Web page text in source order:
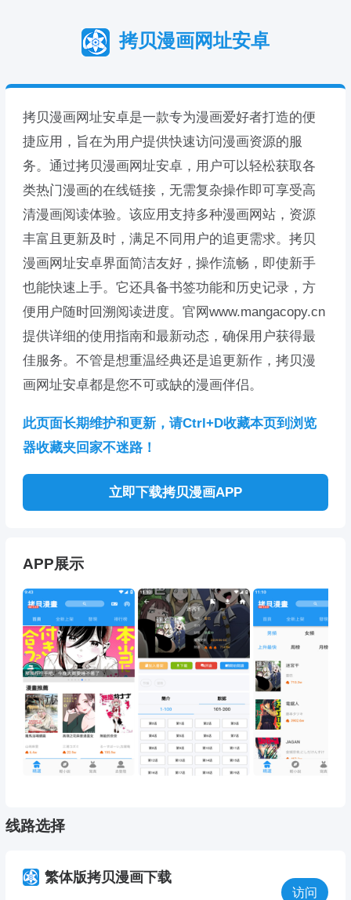
拷贝漫画网址安卓
拷贝漫画网址安卓是一款专为漫画爱好者打造的便
捷应用，旨在为用户提供快速访问漫画资源的服
务。通过拷贝漫画网址安卓，用户可以轻松获取各
类热门漫画的在线链接，无需复杂操作即可享受高
清漫画阅读体验。该应用支持多种漫画网站，资源
丰富且更新及时，满足不同用户的追更需求。拷贝
漫画网址安卓界面简洁友好，操作流畅，即使新手
也能快速上手。它还具备书签功能和历史记录，方
便用户随时回溯阅读进度。官网www.mangacopy.cn
提供详细的使用指南和最新动态，确保用户获得最
佳服务。不管是想重温经典还是追更新作，拷贝漫
画网址安卓都是您不可或缺的漫画伴侣。
此页面长期维护和更新，请Ctrl+D收藏本页到浏览
器收藏夹回家不迷路！
立即下载拷贝漫画APP
APP展示
线路选择
繁体版拷贝漫画下载
访问